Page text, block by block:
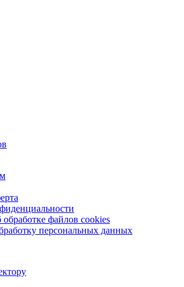
файлов cookies
персональных данных